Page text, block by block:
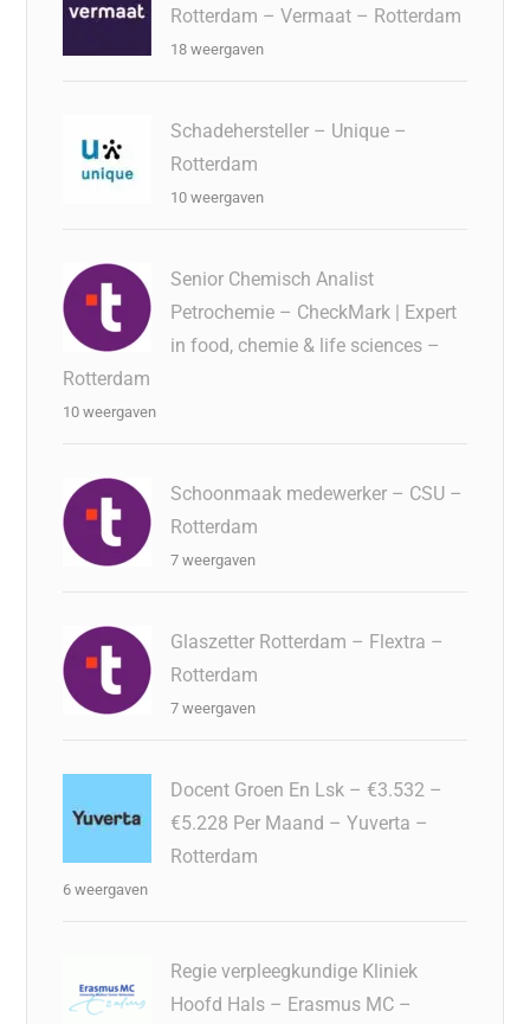
Rotterdam – Vermaat – Rotterdam
18 weergaven
Schadehersteller – Unique –
Rotterdam
10 weergaven
Senior Chemisch Analist
Petrochemie – CheckMark | Expert
in food, chemie & life sciences –
Rotterdam
10 weergaven
Schoonmaak medewerker – CSU –
Rotterdam
7 weergaven
Glaszetter Rotterdam – Flextra –
Rotterdam
7 weergaven
Docent Groen En Lsk – €3.532 –
€5.228 Per Maand – Yuverta –
Rotterdam
6 weergaven
Regie verpleegkundige Kliniek
Hoofd Hals – Erasmus MC –